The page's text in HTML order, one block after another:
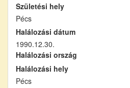
Születési hely
Pécs
Halálozási dátum
1990.12.30.
Halálozási ország
Halálozási hely
Pécs